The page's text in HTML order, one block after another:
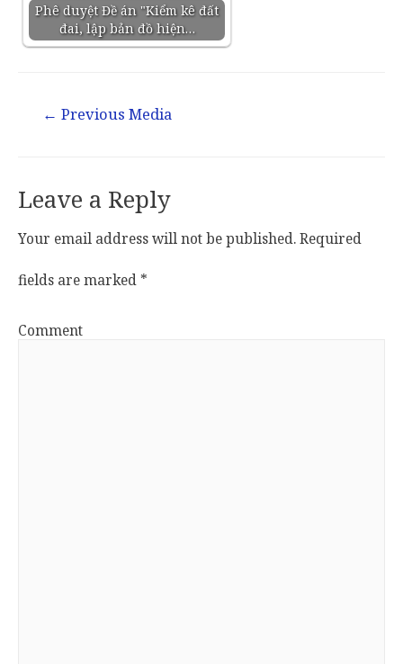
Phê duyệt Đề án "Kiểm kê đất
đai, lập bản đồ hiện…
← Previous Media
Leave a Reply
Your email address will not be published.Required
fields are marked *
Comment